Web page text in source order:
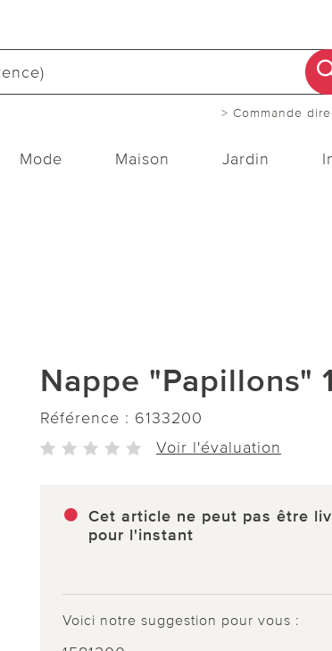
> Commande
Mode Maison Jardin
Nappe "Papillons"
Référence : 6133200
Voir l'évaluation
Cet article ne peut pas être
pour l'instant
Voici notre suggestion pour vous :